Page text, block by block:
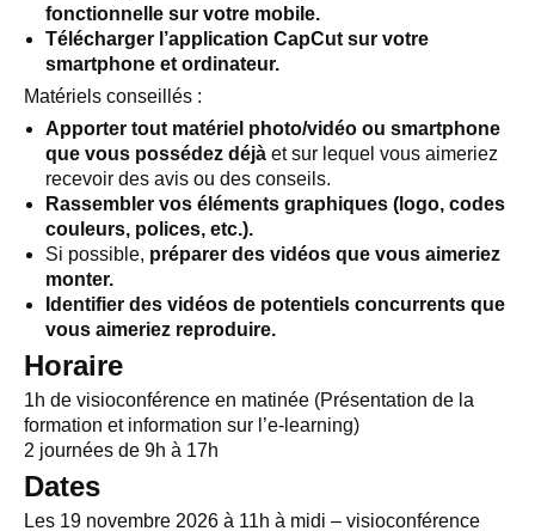
fonctionnelle sur votre mobile.
Télécharger l’application CapCut sur votre
smartphone et ordinateur.
Matériels conseillés :
Apporter tout matériel photo/vidéo ou smartphone
que vous possédez déjà et sur lequel vous aimeriez
recevoir des avis ou des conseils.
Rassembler vos éléments graphiques (logo, codes
couleurs, polices, etc.).
Si possible, préparer des vidéos que vous aimeriez
monter.
Identifier des vidéos de potentiels concurrents que
vous aimeriez reproduire.
Horaire
1h de visioconférence en matinée (Présentation de la
formation et information sur l’e-learning)
2 journées de 9h à 17h
Dates
Les 19 novembre 2026 à 11h à midi – visioconférence